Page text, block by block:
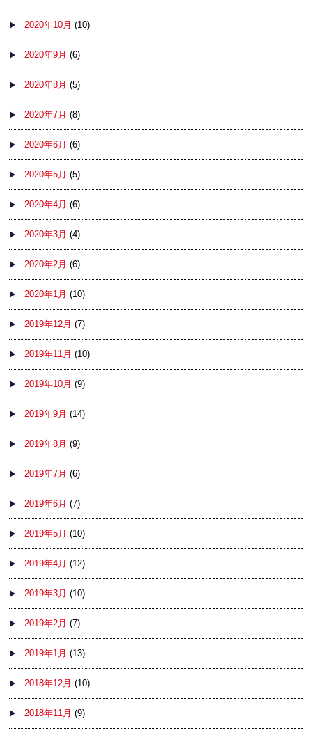
2020年10月 (10)
2020年9月 (6)
2020年8月 (5)
2020年7月 (8)
2020年6月 (6)
2020年5月 (5)
2020年4月 (6)
2020年3月 (4)
2020年2月 (6)
2020年1月 (10)
2019年12月 (7)
2019年11月 (10)
2019年10月 (9)
2019年9月 (14)
2019年8月 (9)
2019年7月 (6)
2019年6月 (7)
2019年5月 (10)
2019年4月 (12)
2019年3月 (10)
2019年2月 (7)
2019年1月 (13)
2018年12月 (10)
2018年11月 (9)